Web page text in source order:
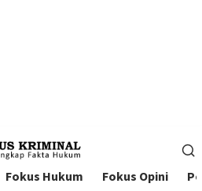
Fokus Hukum Fokus Opini